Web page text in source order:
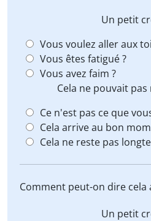
Un petit
Vous voulez aller aux
Vous êtes fatigué ?
Vous avez faim ?
Cela ne pouvait
Ce n'est pas ce que
Cela arrive au bon
Cela ne reste pas
Comment peut-on dire cela
Un petit